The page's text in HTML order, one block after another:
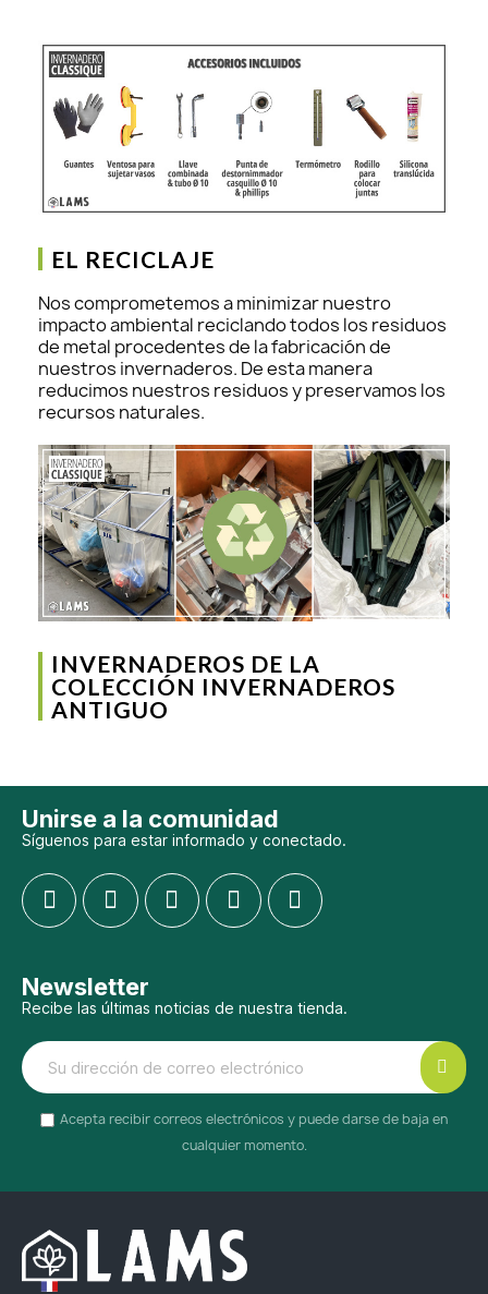
EL RECICLAJE
Nos comprometemos a minimizar nuestro
impacto ambiental reciclando todos los residuos
de metal procedentes de la fabricación de
nuestros invernaderos. De esta manera
reducimos nuestros residuos y preservamos los
recursos naturales.
INVERNADEROS DE LA
COLECCIÓN INVERNADEROS
ANTIGUO
Unirse a la comunidad
Síguenos para estar informado y conectado.
Newsletter
Recibe las últimas noticias de nuestra tienda.
Acepta recibir correos electrónicos y puede darse de baja en
cualquier momento.